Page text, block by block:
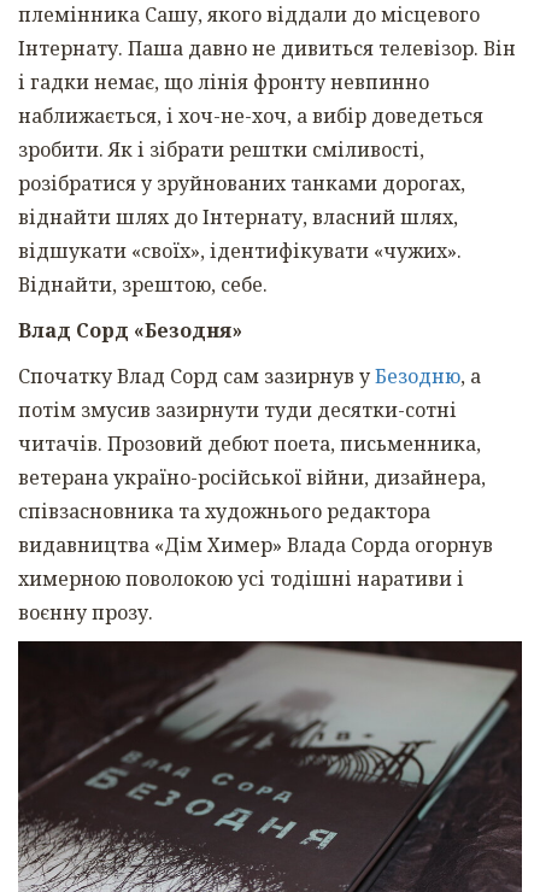
племінника Сашу, якого віддали до місцевого
Інтернату. Паша давно не дивиться телевізор. Він
і гадки немає, що лінія фронту невпинно
наближається, і хоч-не-хоч, а вибір доведеться
зробити. Як і зібрати рештки сміливості,
розібратися у зруйнованих танками дорогах,
віднайти шлях до Інтернату, власний шлях,
відшукати «своїх», ідентифікувати «чужих».
Віднайти, зрештою, себе.
Влад Сорд «Безодня»
Спочатку Влад Сорд сам зазирнув уБезодню, а
потім змусив зазирнути туди десятки-сотні
читачів. Прозовий дебют поета, письменника,
ветерана україно-російської війни, дизайнера,
співзасновника та художнього редактора
видавництва «Дім Химер» Влада Сорда огорнув
химерною поволокою усі тодішні наративи і
воєнну прозу.